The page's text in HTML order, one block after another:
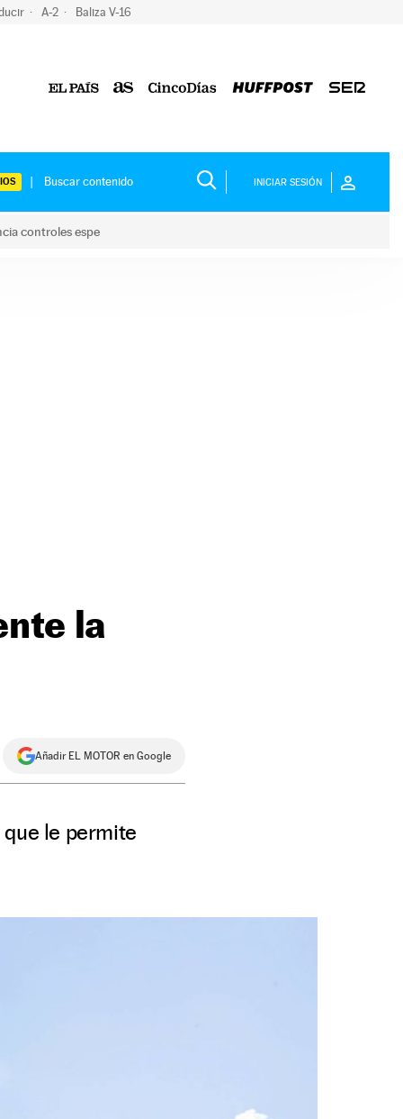
A-2 Baliza V-16
INICIAR SESIÓN
controles espe
la
Añadir EL MOTOR en Google
que le permite